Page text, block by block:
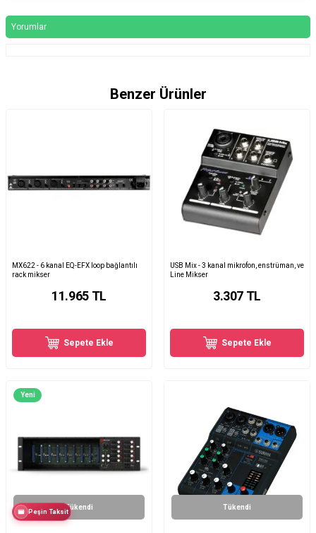
Yorumlar
Benzer Ürünler
MX622 - 6 kanal EQ-EFX loop bağlantılı
rack mikser
11.965TL
Sepete Ekle
USB Mix - 3 kanal mikrofon, enstrüman, ve
Line Mikser
3.307 TL
Sepete Ekle
Yeni
Tükendi
Peşin Taksit
Tükendi